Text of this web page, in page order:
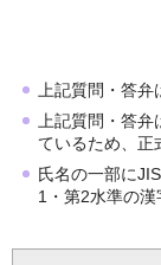
上記質問・答弁
上記質問・答
ているため、正
氏名の一部に
1・第2水準の漢